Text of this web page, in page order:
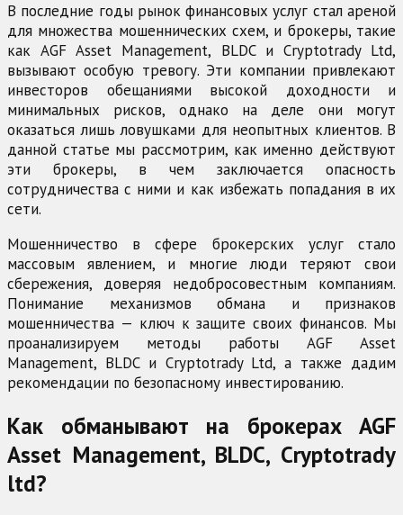
В последние годы рынок финансовых услуг стал ареной
для множества мошеннических схем, и брокеры, такие
как AGF Asset Management, BLDC и Cryptotrady Ltd,
вызывают особую тревогу. Эти компании привлекают
инвесторов обещаниями высокой доходности и
минимальных рисков, однако на деле они могут
оказаться лишь ловушками для неопытных клиентов. В
данной статье мы рассмотрим, как именно действуют
эти брокеры, в чем заключается опасность
сотрудничества с ними и как избежать попадания в их
сети.
Мошенничество в сфере брокерских услуг стало
массовым явлением, и многие люди теряют свои
сбережения, доверяя недобросовестным компаниям.
Понимание механизмов обмана и признаков
мошенничества — ключ к защите своих финансов. Мы
проанализируем методы работы AGF Asset
Management, BLDC и Cryptotrady Ltd, а также дадим
рекомендации по безопасному инвестированию.
Как обманывают на брокерах AGF
Asset Management, BLDC, Cryptotrady
ltd?